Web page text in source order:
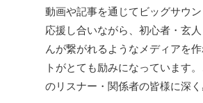
動画や記事を通じてビッグサウ
応援し合いながら、初心者・玄
んが繋がれるようなメディアを
トがとても励みになっています
のリスナー・関係者の皆様に深